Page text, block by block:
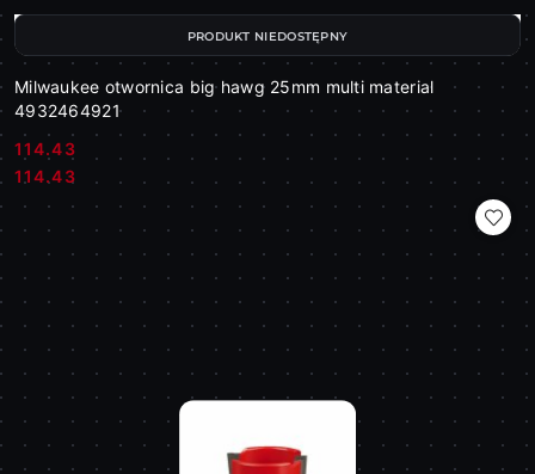
Milwaukee otwornica big hawg 25mm multi material
4932464921
Cena:
114.43
Cena:
114.43
PRODUKT NIEDOSTĘPNY